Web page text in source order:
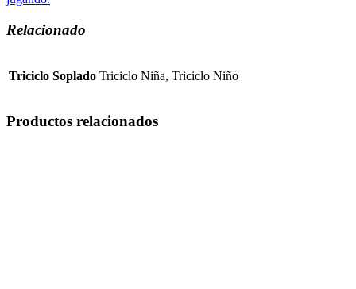
Relacionado
Triciclo Soplado Triciclo Niña, Triciclo Niño
Productos relacionados